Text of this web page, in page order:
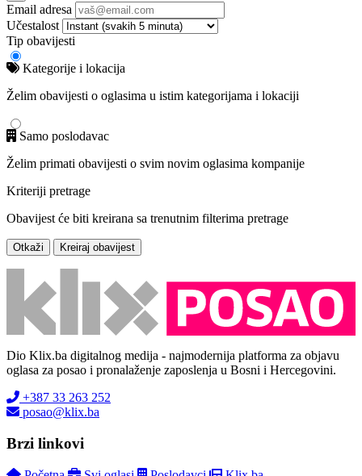
Email adresa
Učestalost
Tip obavijesti
Kategorije i lokacija
Želim obavijesti o oglasima u istim kategorijama i lokaciji
Samo poslodavac
Želim primati obavijesti o svim novim oglasima kompanije
Kriteriji pretrage
Obavijest će biti kreirana sa trenutnim filterima pretrage
Otkaži Kreiraj obavijest
Dio Klix.ba digitalnog medija - najmodernija platforma za objavu
oglasa za posao i pronalaženje zaposlenja u Bosni i Hercegovini.
+387 33 263 252
posao@klix.ba
Brzi linkovi